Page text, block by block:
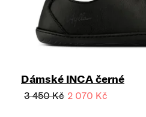
Dámské INCA černé
3 450 Kč 2 070 Kč